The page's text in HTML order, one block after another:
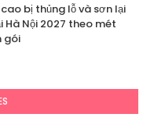
bị thủng lỗ và sơn lại
Hà Nội 2027 theo mét
gói